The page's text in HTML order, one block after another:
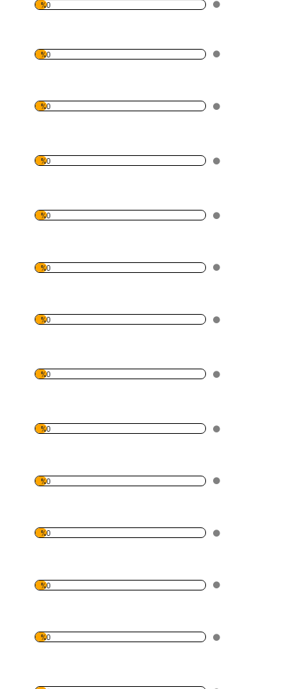
%0
%0
%0
%0
%0
%0
%0
%0
%0
%0
%0
%0
%0